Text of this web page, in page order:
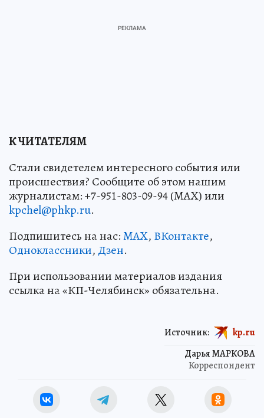
К ЧИТАТЕЛЯМ
Стали свидетелем интересного события или
происшествия? Сообщите об этом нашим
журналистам: +7-951-803-09-94 (MAX) или
kpchel@phkp.ru.
Подпишитесь на нас:MAX, ВКонтакте,
Одноклассники, Дзен.
При использовании материалов издания
ссылка на «КП-Челябинск» обязательна.
Дарья МАРКОВА
Корреспондент
Источник: kp.ru